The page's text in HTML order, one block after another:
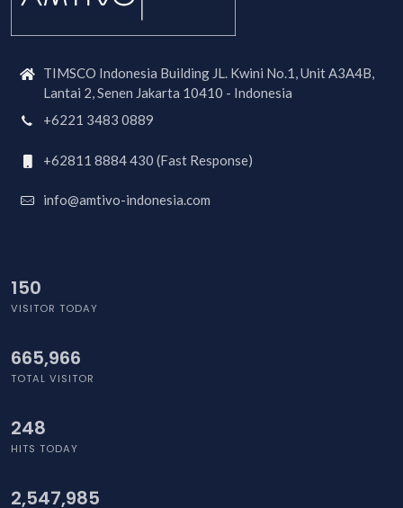
TIMSCO Indonesia Building JL. Kwini No.1, Unit A3A4B,
Lantai 2, Senen Jakarta 10410 - Indonesia
+6221 3483 0889
+62811 8884 430 (Fast Response)
info@amtivo-indonesia.com
173
VISITOR TODAY
665,966
TOTAL VISITOR
293
HITS TODAY
2,547,985